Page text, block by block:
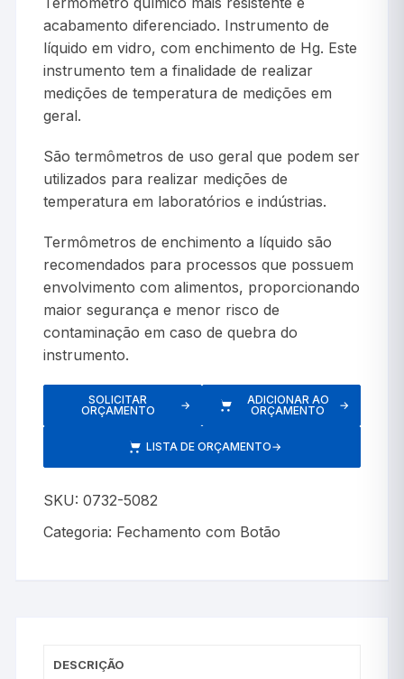
acabamento diferenciado. Instrumento de
líquido em vidro, com enchimento de Hg. Este
instrumento tem a finalidade de realizar
medições de temperatura de medições em
geral.
São termômetros de uso geral que podem ser
utilizados para realizar medições de
temperatura em laboratórios e indústrias.
Termômetros de enchimento a líquido são
recomendados para processos que possuem
envolvimento com alimentos, proporcionando
maior segurança e menor risco de
contaminação em caso de quebra do
instrumento.
SOLICITAR
ORÇAMENTO
→
ADICIONAR AO
ORÇAMENTO
→
LISTA DE ORÇAMENTO→
SKU:0732-5082
Categoria: Fechamento com Botão
DESCRIÇÃO